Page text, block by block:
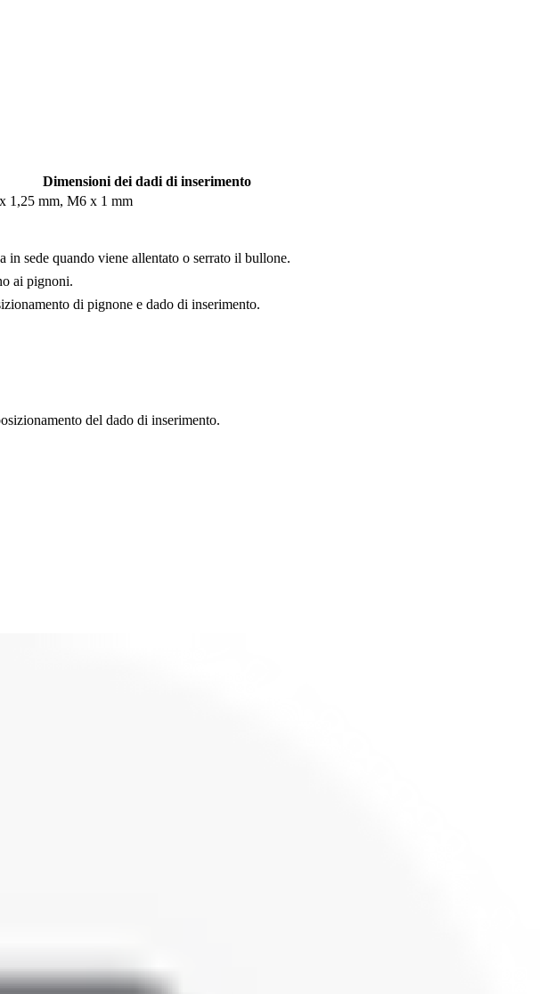
Dimensioni dei dadi di inserimento
1,25 mm, M6 x 1 mm
sede quando viene allentato o serrato il bullone.
ai pignoni.
di pignone e dado di inserimento.
del dado di inserimento.